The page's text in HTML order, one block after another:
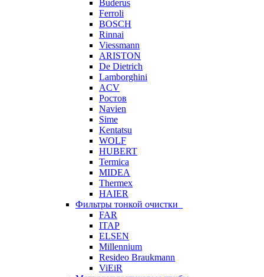
Buderus
Ferroli
BOSCH
Rinnai
Viessmann
ARISTON
De Dietrich
Lamborghini
ACV
Ростов
Navien
Sime
Kentatsu
WOLF
HUBERT
Termica
MIDEA
Thermex
HAIER
Фильтры тонкой очистки
FAR
ITAP
ELSEN
Millennium
Resideo Braukmann
ViEiR